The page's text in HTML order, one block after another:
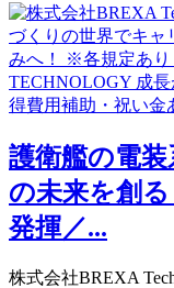
護衛艦の電
の未来を創
発揮／...
株式会社BREXA